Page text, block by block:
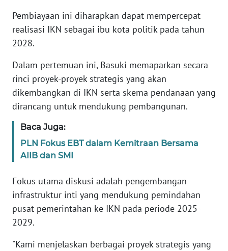
Pembiayaan ini diharapkan dapat mempercepat
realisasi IKN sebagai ibu kota politik pada tahun
2028.
Dalam pertemuan ini, Basuki memaparkan secara
rinci proyek-proyek strategis yang akan
dikembangkan di IKN serta skema pendanaan yang
dirancang untuk mendukung pembangunan.
Baca Juga:
PLN Fokus EBT dalam Kemitraan Bersama
AIIB dan SMI
Fokus utama diskusi adalah pengembangan
infrastruktur inti yang mendukung pemindahan
pusat pemerintahan ke IKN pada periode 2025-
2029.
"Kami menjelaskan berbagai proyek strategis yang
KARIR
DISCLAIMER
Wahana
News
Regional
WN
SUMUT
WN
JAKARTA
WN
JABAR
WN